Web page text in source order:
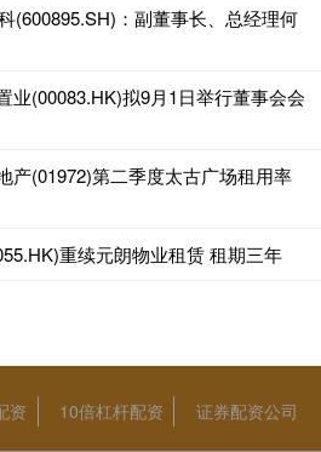
(600895.SH)：副董事长、总经理何
业(00083.HK)拟9月1日举行董事会会
产(01972)第二季度太古广场租用率
重续元朗物业租赁 租期三年
资 10倍杠杆配资 证券配资公司